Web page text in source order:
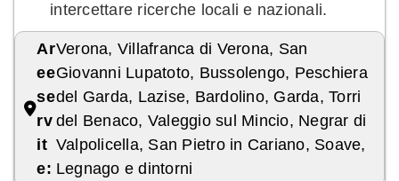
intercettare ricerche locali e nazionali.
Ar
ee
se
rv
it
e:
Verona, Villafranca di Verona, San
Giovanni Lupatoto, Bussolengo, Peschiera
del Garda, Lazise, Bardolino, Garda, Torri
del Benaco, Valeggio sul Mincio, Negrar di
Valpolicella, San Pietro in Cariano, Soave,
Legnago e dintorni